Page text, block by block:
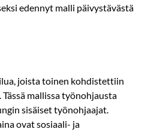
edennyt malli päivystävästä
joista toinen kohdistettiin
mallissa työnohjausta
sisäiset työnohjaajat.
ovat sosiaali- ja